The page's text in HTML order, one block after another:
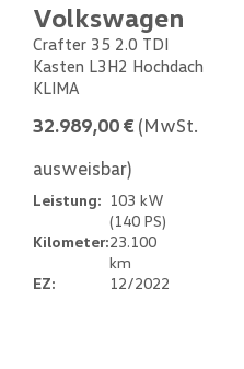
Volkswagen
Crafter 35 2.0 TDI
Kasten L3H2 Hochdach
KLIMA
32.989,00 € (MwSt.
ausweisbar)
Leistung: 103 kW
(140 PS)
Kilometer:23.100
km
EZ:
12/2022